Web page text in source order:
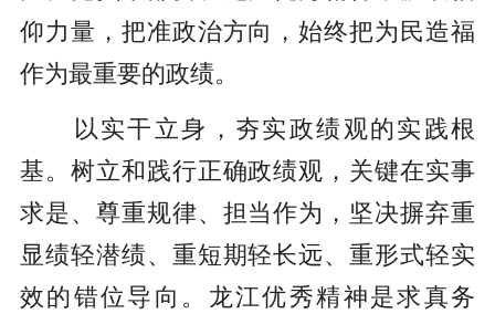
仰力量，把准政治方向，始终把为民造福
作为最重要的政绩。
以实干立身，夯实政绩观的实践根
基。树立和践行正确政绩观，关键在实事
求是、尊重规律、担当作为，坚决摒弃重
显绩轻潜绩、重短期轻长远、重形式轻实
效的错位导向。龙江优秀精神是求真务